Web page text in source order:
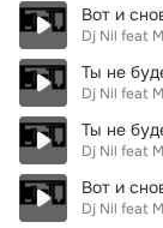
Вот и
Dj Nil feat
Ты не
Dj Nil feat
Ты не
Dj Nil feat
Вот и
Dj Nil feat